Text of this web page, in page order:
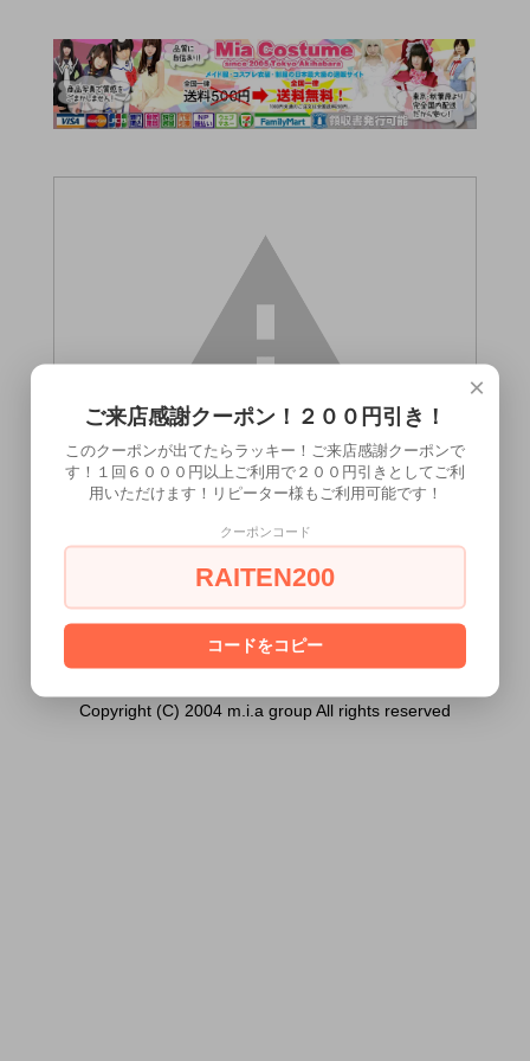
ません。
あなたは18歳以上ですか？
[ はい ] [ いいえ ]
Copyright (C) 2004 m.i.a group All rights reserved
×
ご来店感謝クーポン！２００円引き！
このクーポンが出てたらラッキー！ご来店感謝クーポンで
す！１回６０００円以上ご利用で２００円引きとしてご利
用いただけます！リピーター様もご利用可能です！
クーポンコード
RAITEN200
コードをコピー